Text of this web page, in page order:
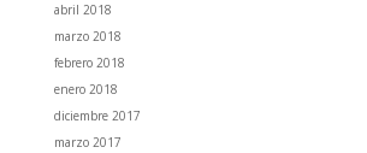
abril 2018
marzo 2018
febrero 2018
enero 2018
diciembre 2017
marzo 2017